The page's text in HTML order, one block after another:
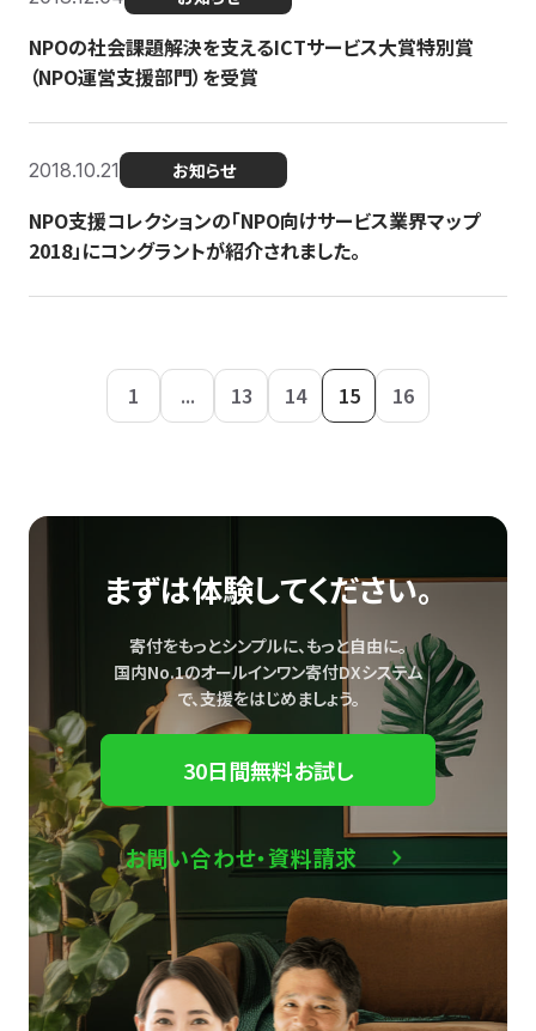
NPOの社会課題解決を支えるICTサービス大賞特別賞
（NPO運営支援部門）を受賞
2018.10.21 お知らせ
NPO支援コレクションの「NPO向けサービス業界マップ
2018」にコングラントが紹介されました。
1 ... 13 14 15 16
まずは体験してください。
寄付をもっとシンプルに、もっと自由に。
国内No.1のオールインワン寄付DXシステム
で、支援をはじめましょう。
30日間無料お試し
お問い合わせ・資料請求